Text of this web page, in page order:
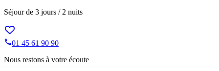
Séjour de 3 jours / 2 nuits
01 45 61 90 90
Nous restons à votre écoute